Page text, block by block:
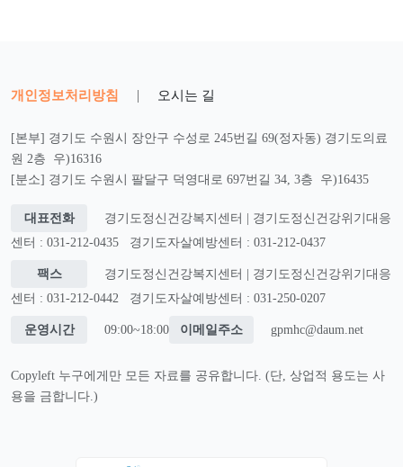
개인정보처리방침 | 오시는 길
[본부] 경기도 수원시 장안구 수성로 245번길 69(정자동) 경기도의료
원 2층 우)16316
[분소] 경기도 수원시 팔달구 덕영대로 697번길 34, 3층 우)16435
대표전화
경기도정신건강복지센터 | 경기도정신건강위기대응
센터 : 031-212-0435
경기도자살예방센터 : 031-212-0437
팩스
경기도정신건강복지센터 | 경기도정신건강위기대응
센터 : 031-212-0442
경기도자살예방센터 : 031-250-0207
운영시간 09:00~18:00 이메일주소 gpmhc@daum.net
Copyleft 누구에게만 모든 자료를 공유합니다. (단, 상업적 용도는 사
용을 금합니다.)